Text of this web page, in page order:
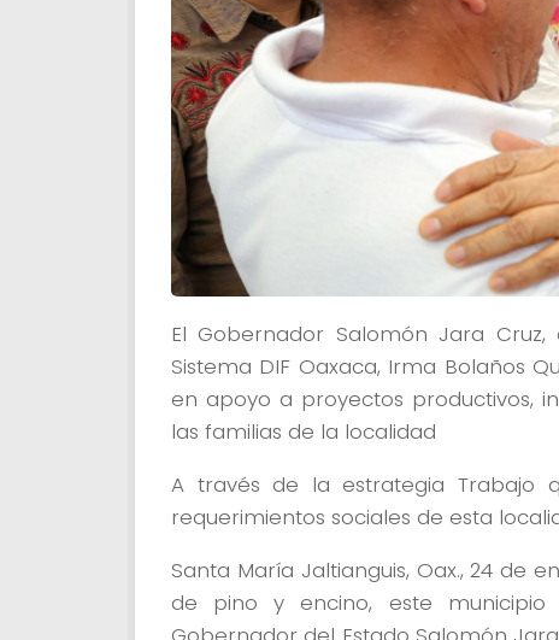
El Gobernador Salomón Jara
Sistema DIF Oaxaca, Irma Bolaños
en apoyo a proyectos productivos,
las familias de la localidad
A través de la estrategia Trabajo
requerimientos sociales de esta
Santa María Jaltianguis, Oax., 24 de
de pino y encino, este